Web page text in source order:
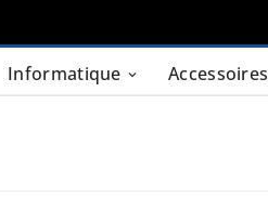
Informatique Accessoires